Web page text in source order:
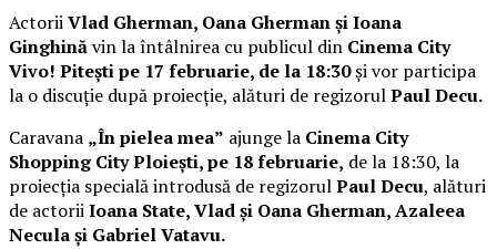
ActoriiVlad Gherman, Oana Gherman și Ioana
Ginghinăvin la întâlnirea cu publicul din Cinema City
Vivo! Pitești pe 17 februarie, de la 18:30și vor participa
la o discuție după proiecție, alături de regizorulPaul Decu.
Caravana „În pielea mea” ajunge la Cinema City
Shopping City Ploiești, pe 18 februarie, de la 18:30, la
proiecția specială introdusă de regizorulPaul Decu, alături
de actoriiIoana State, Vlad și Oana Gherman, Azaleea
Necula și Gabriel Vatavu.